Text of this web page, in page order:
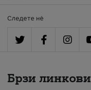
Следете нè
Брзи линкови